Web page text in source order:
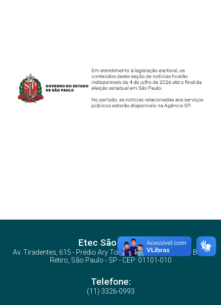
Etec São Paulo
Av. Tiradentes, 615 - Prédio Ary Torres - Metrô Tiradentes - Bom
Retiro, São Paulo - SP - CEP: 01101-010
Telefone:
(11) 3326-0993